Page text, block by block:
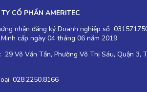
CỔ PHẦN AMERITEC
nhận đăng ký Doanh nghiệp số
cấp ngày 04 tháng 06 năm 2019
29 Võ Văn Tần, Phường Võ Thị Sáu, Quận 3,
028.2250.8166